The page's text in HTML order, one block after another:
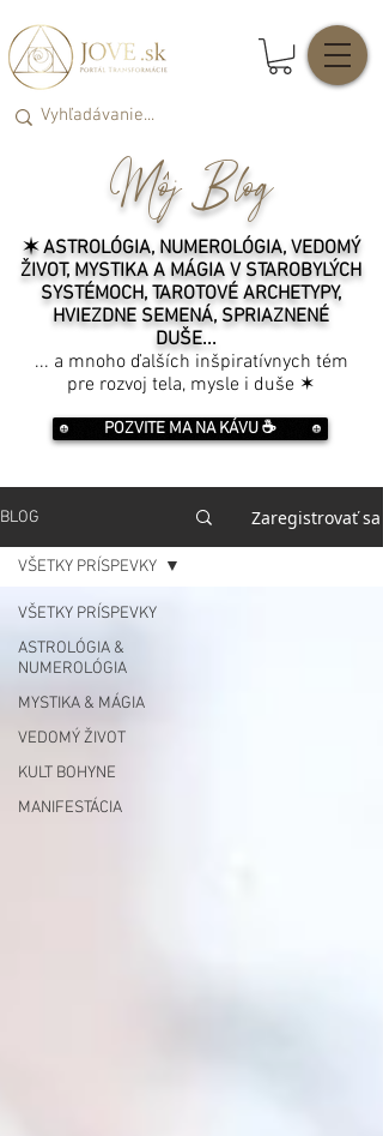
Môj Blog
✶ ASTROLÓGIA, NUMEROLÓGIA, VEDOMÝ
ŽIVOT, MYSTIKA A MÁGIA V STAROBYLÝCH
SYSTÉMOCH, TAROTOVÉ ARCHETYPY,
HVIEZDNE SEMENÁ, SPRIAZNENÉ
DUŠE...
... a mnoho ďalších inšpiratívnych tém
pre rozvoj tela, mysle i duše ✶
POZVITE MA NA KÁVU ☕️
BLOG Zaregistrovať sa
VŠETKY PRÍSPEVKY
ASTROLÓGIA &
NUMEROLÓGIA
MYSTIKA & MÁGIA
VEDOMÝ ŽIVOT
KULT BOHYNE
MANIFESTÁCIA
VŠETKY PRÍSPEVKY